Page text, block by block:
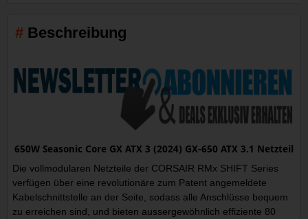
Beschreibung
650W Seasonic Core GX ATX 3 (2024) GX-650 ATX 3.1 Netzteil
Die vollmodularen Netzteile der CORSAIR RMx SHIFT Series
verfügen über eine revolutionäre zum Patent angemeldete
Kabelschnittstelle an der Seite, sodass alle Anschlüsse bequem
zu erreichen sind, und bieten aussergewöhnlich effiziente 80